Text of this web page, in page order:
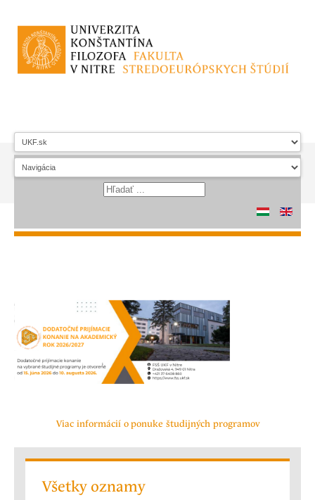
Viac informácií o ponuke študijných programov
Všetky oznamy